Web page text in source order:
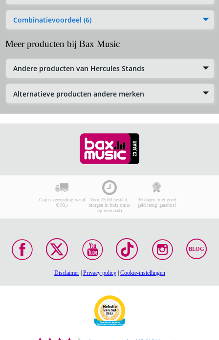
Combinatievoordeel (6)
Meer producten bij Bax Music
Andere producten van Hercules Stands
Alternatieve producten andere merken
Gratis verzending vanaf
€ 99,-
Voor 23:00 besteld,
morgen in huis (mits
op voorraad)
30 dagen 'niet goed
geld terug' garantie!
BLOG
Disclaimer| Privacy policy| Cookie-instellingen